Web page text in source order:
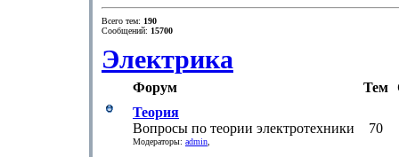
Всего тем: 190
Сообщений: 15700
Электрика
Форум Тем
Теория
Вопросы по теории электротехники
Модераторы: admin
70